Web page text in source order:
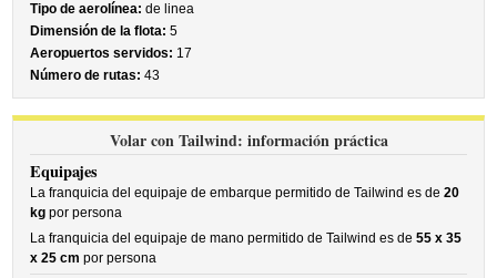
Tipo de aerolínea: de linea
Dimensión de la flota: 5
Aeropuertos servidos: 17
Número de rutas: 43
Volar con Tailwind: información práctica
Equipajes
La franquicia del equipaje de embarque permitido de Tailwind es de20
kg por persona
La franquicia del equipaje de mano permitido de Tailwind es de55 x 35
x 25 cm por persona